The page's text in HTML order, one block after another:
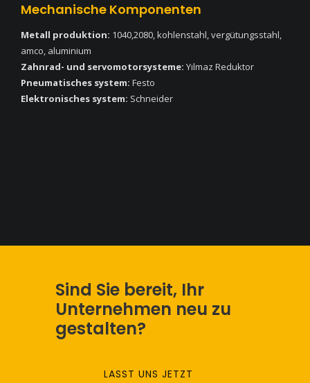
Mechanische Komponenten
Metall produktion: 1040,2080, kohlenstahl, vergütungsstahl,
amco, aluminium
Zahnrad- und servomotorsysteme: Yılmaz Reduktor
Pneumatisches system: Festo
Elektronisches system: Schneider
Sind Sie bereit, Ihr
Unternehmen neu zu
gestalten?
LASST UNS JETZT